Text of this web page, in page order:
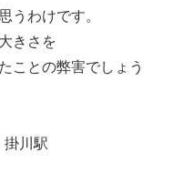
うわけです。
きさを
ことの弊害でしょう
川駅